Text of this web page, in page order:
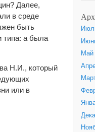
Далее,
в среде
быть
типа: а была
Н.И., который
или в
Май